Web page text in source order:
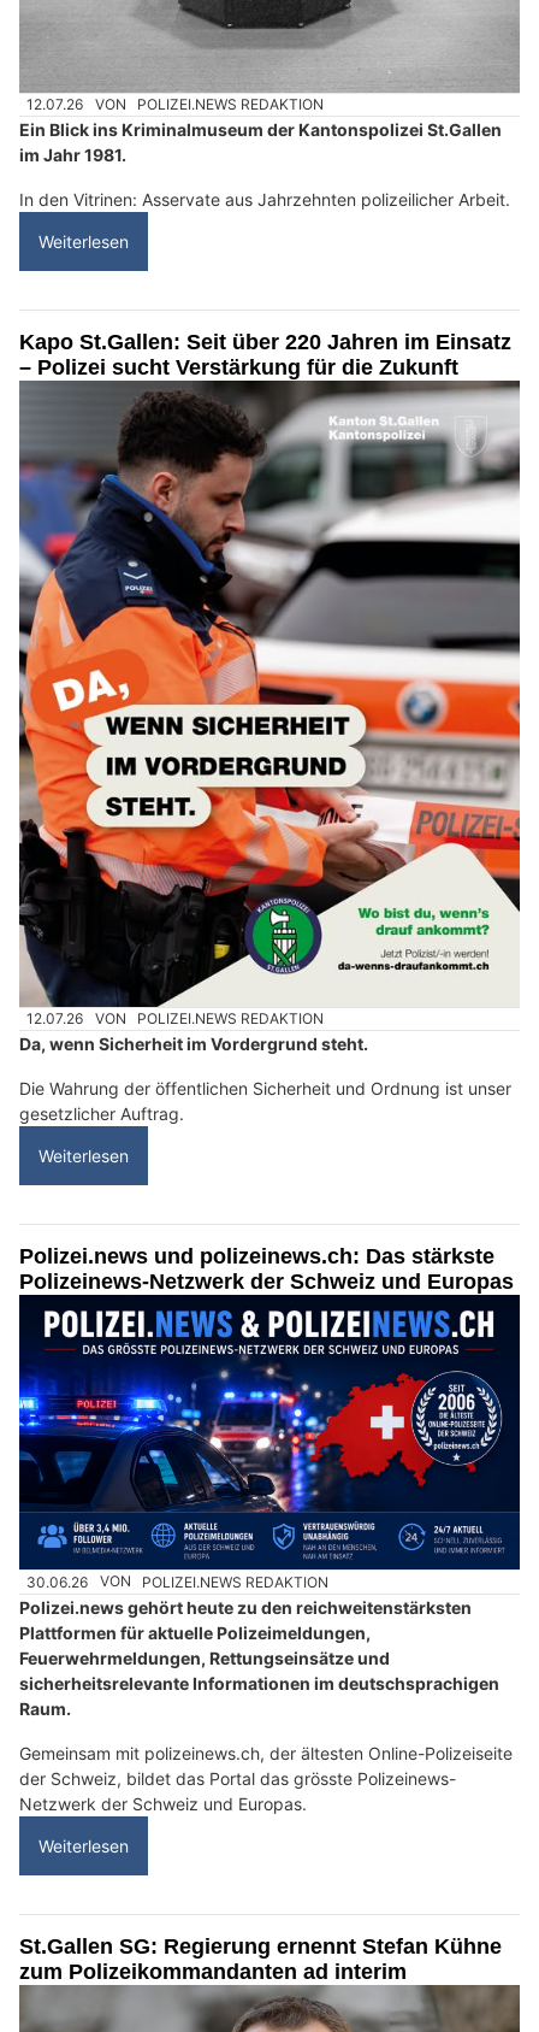
12.07.26 VON POLIZEI.NEWS REDAKTION
Ein Blick ins Kriminalmuseum der Kantonspolizei St.Gallen
im Jahr 1981.
In den Vitrinen: Asservate aus Jahrzehnten polizeilicher Arbeit.
Weiterlesen
Kapo St.Gallen: Seit über 220 Jahren im Einsatz
– Polizei sucht Verstärkung für die Zukunft
12.07.26 VON POLIZEI.NEWS REDAKTION
Da, wenn Sicherheit im Vordergrund steht.
Die Wahrung der öffentlichen Sicherheit und Ordnung ist unser
gesetzlicher Auftrag.
Weiterlesen
Polizei.news und polizeinews.ch: Das stärkste
Polizeinews-Netzwerk der Schweiz und Europas
30.06.26 VON POLIZEI.NEWS REDAKTION
Polizei.news gehört heute zu den reichweitenstärksten
Plattformen für aktuelle Polizeimeldungen,
Feuerwehrmeldungen, Rettungseinsätze und
sicherheitsrelevante Informationen im deutschsprachigen
Raum.
Gemeinsam mit polizeinews.ch, der ältesten Online-Polizeiseite
der Schweiz, bildet das Portal das grösste Polizeinews-
Netzwerk der Schweiz und Europas.
Weiterlesen
St.Gallen SG: Regierung ernennt Stefan Kühne
zum Polizeikommandanten ad interim